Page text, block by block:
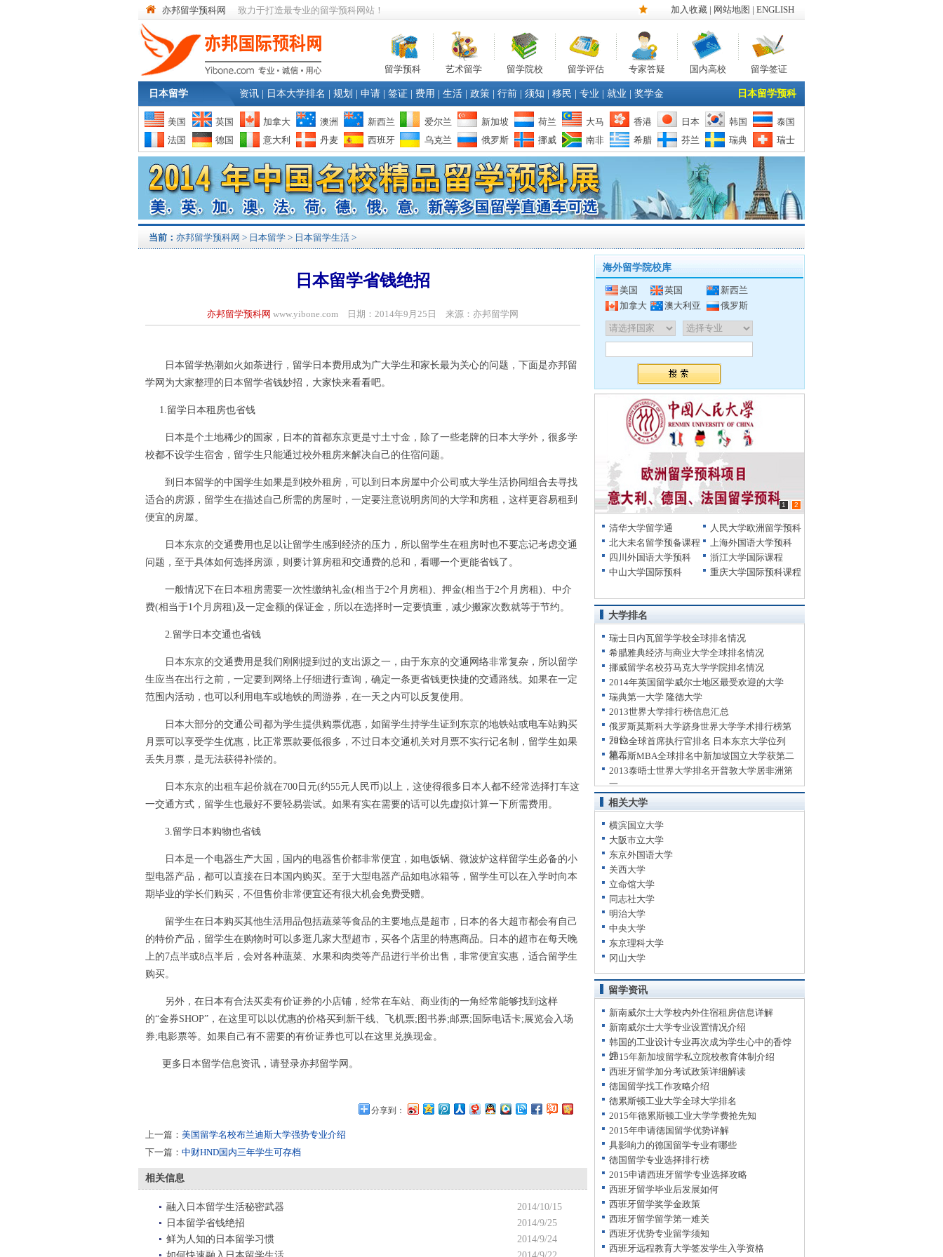
亦邦留学预科网 致力于打造最专业的留学预科网站！ 加入收藏 | 网站地图 | ENGLISH
留学预科 艺术留学 留学院校 留学评估 专家答疑 国内高校 留学签证
日本留学 资讯 日本大学排名 规划 申请 签证 费用 生活 政策 行前 须知 移民 专业 就业 奖学金 日本留学预科
美国 英国 加拿大 澳洲 新西兰 爱尔兰 新加坡 荷兰 大马 香港 日本 韩国
泰国
法国
德国 意大利 丹麦 西班牙 乌克兰 俄罗斯 挪威 南非 希腊 芬兰 瑞典 瑞士
当前： 亦邦留学预科网 > 日本留学 > 日本留学生活 >
日本留学省钱绝招
亦邦留学预科网 www.yibone.com 日期：2014年9月25日 来源：亦邦留学网
日本留学热潮如火如荼进行，留学日本费用成为广大学生和家长最为关心的问题，下面是亦邦留
学网为大家整理的日本留学省钱妙招，大家快来看看吧。
1.留学日本租房也省钱
日本是个土地稀少的国家，日本的首都东京更是寸土寸金，除了一些老牌的日本大学外，很多学
校都不设学生宿舍，留学生只能通过校外租房来解决自己的住宿问题。
到日本留学的中国学生如果是到校外租房，可以到日本房屋中介公司或大学生活协同组合去寻找
适合的房源，留学生在描述自己所需的房屋时，一定要注意说明房间的大学和房租，这样更容易租到
便宜的房屋。
日本东京的交通费用也足以让留学生感到经济的压力，所以留学生在租房时也不要忘记考虑交通
问题，至于具体如何选择房源，则要计算房租和交通费的总和，看哪一个更能省钱了。
一般情况下在日本租房需要一次性缴纳礼金(相当于2个月房租)、押金(相当于2个月房租)、中介
费(相当于1个月房租)及一定金额的保证金，所以在选择时一定要慎重，减少搬家次数就等于节约。
2.留学日本交通也省钱
日本东京的交通费用是我们刚刚提到过的支出源之一，由于东京的交通网络非常复杂，所以留学
生应当在出行之前，一定要到网络上仔细进行查询，确定一条更省钱更快捷的交通路线。如果在一定
范围内活动，也可以利用电车或地铁的周游券，在一天之内可以反复使用。
日本大部分的交通公司都为学生提供购票优惠，如留学生持学生证到东京的地铁站或电车站购买
月票可以享受学生优惠，比正常票款要低很多，不过日本交通机关对月票不实行记名制，留学生如果
丢失月票，是无法获得补偿的。
日本东京的出租车起价就在700日元(约55元人民币)以上，这使得很多日本人都不经常选择打车这
一交通方式，留学生也最好不要轻易尝试。如果有实在需要的话可以先虚拟计算一下所需费用。
3.留学日本购物也省钱
日本是一个电器生产大国，国内的电器售价都非常便宜，如电饭锅、微波炉这样留学生必备的小
型电器产品，都可以直接在日本国内购买。至于大型电器产品如电冰箱等，留学生可以在入学时向本
期毕业的学长们购买，不但售价非常便宜还有很大机会免费受赠。
留学生在日本购买其他生活用品包括蔬菜等食品的主要地点是超市，日本的各大超市都会有自己
的特价产品，留学生在购物时可以多逛几家大型超市，买各个店里的特惠商品。日本的超市在每天晚
上的7点半或8点半后，会对各种蔬菜、水果和肉类等产品进行半价出售，非常便宜实惠，适合留学生
购买。
另外，在日本有合法买卖有价证券的小店铺，经常在车站、商业街的一角经常能够找到这样
的“金券SHOP”，在这里可以以优惠的价格买到新干线、飞机票;图书券;邮票;国际电话卡;展览会入场
券;电影票等。如果自己有不需要的有价证券也可以在这里兑换现金。
更多日本留学信息资讯，请登录亦邦留学网。
分享到：
上一篇： 美国留学名校布兰迪斯大学强势专业介绍
下一篇： 中财HND国内三年学生可存档
相关信息
2014/10/15
融入日本留学生活秘密武器
2014/9/25
日本留学省钱绝招
2014/9/24
鲜为人知的日本留学习惯
海外留学院校库
美国 英国
新西兰
加拿大
澳大利亚 俄罗斯
1 2
清华大学留学通
人民大学欧洲留学预科
北大未名留学预备课程
上海外国语大学预科
四川外国语大学预科
浙江大学国际课程
中山大学国际预科
重庆大学国际预科课程
大学排名
瑞士日内瓦留学学校全球排名情况
希腊雅典经济与商业大学全球排名情况
挪威留学名校芬马克大学学院排名情况
2014年英国留学威尔士地区最受欢迎的大学
瑞典第一大学 隆德大学
2013世界大学排行榜信息汇总
俄罗斯莫斯科大学跻身世界大学学术排行榜第
79位
2013全球首席执行官排名 日本东京大学位列
第二
福布斯MBA全球排名中新加坡国立大学获第二
2013泰晤士世界大学排名开普敦大学居非洲第
一
相关大学
横滨国立大学
大阪市立大学
东京外国语大学
关西大学
立命馆大学
同志社大学
明治大学
中央大学
东京理科大学
冈山大学
留学资讯
新南威尔士大学校内外住宿租房信息详解
新南威尔士大学专业设置情况介绍
韩国的工业设计专业再次成为学生心中的香饽
饽
2015年新加坡留学私立院校教育体制介绍
西班牙留学加分考试政策详细解读
德国留学找工作攻略介绍
德累斯顿工业大学全球大学排名
2015年德累斯顿工业大学学费抢先知
2015年申请德国留学优势详解
具影响力的德国留学专业有哪些
德国留学专业选择排行榜
2015申请西班牙留学专业选择攻略
西班牙留学毕业后发展如何
西班牙留学奖学金政策
西班牙留学留学第一难关
西班牙优势专业留学须知
西班牙远程教育大学签发学生入学资格